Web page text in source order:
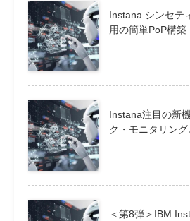
Instana シンセテ
用の簡単PoP構築
Instana注目の新
ク・モニタリング
＜第8弾＞IBM